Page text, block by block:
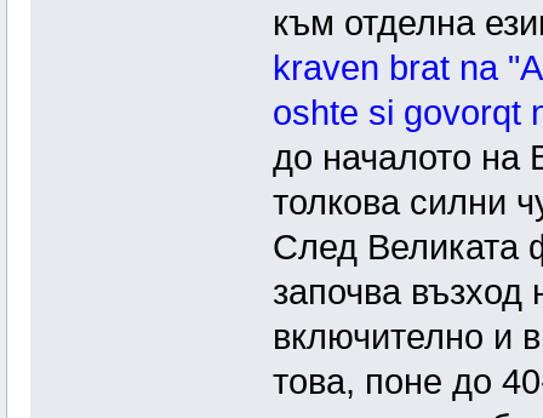
към отделна
kraven brat na
oshte si govorqt
до началото на
толкова силни
След Великата
започва
включително и
това, поне до